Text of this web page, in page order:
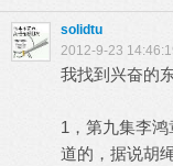
solidtu
2012-9-23
我找到兴奋的
1，第九集李
道的，据说胡